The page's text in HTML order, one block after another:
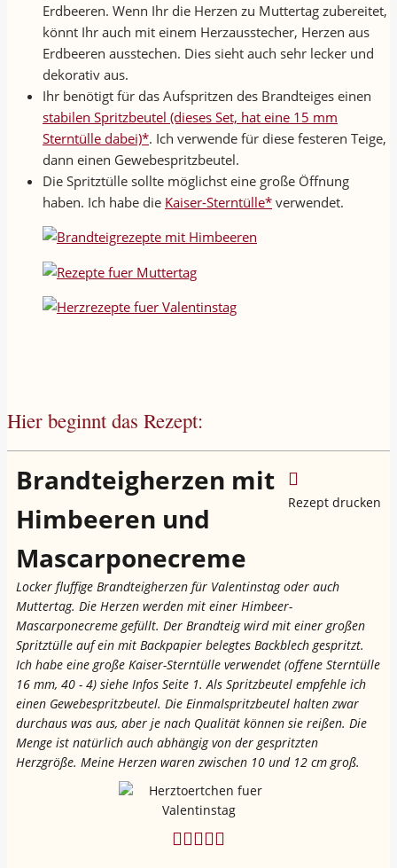
Erdbeeren. Wenn Ihr die Herzen zu Muttertag zubereitet,
könnt Ihr auch mit einem Herzausstecher, Herzen aus
Erdbeeren ausstechen. Dies sieht auch sehr lecker und
dekorativ aus.
Ihr benötigt für das Aufspritzen des Brandteiges einen
stabilen Spritzbeutel (dieses Set, hat eine 15 mm
Sterntülle dabei)*. Ich verwende für diese festeren Teige,
dann einen Gewebespritzbeutel.
Die Spritztülle sollte möglichst eine große Öffnung
haben. Ich habe die Kaiser-Sterntülle* verwendet.
Hier beginnt das Rezept:
Rezept drucken
Brandteigherzen mit
Himbeeren und
Mascarponecreme
Locker fluffige Brandteigherzen für Valentinstag oder auch
Muttertag. Die Herzen werden mit einer Himbeer-
Mascarponecreme gefüllt. Der Brandteig wird mit einer großen
Spritztülle auf ein mit Backpapier belegtes Backblech gespritzt.
Ich habe eine große Kaiser-Sterntülle verwendet (offene Sterntülle
16 mm, 40 - 4) siehe Infos Seite 1. Als Spritzbeutel empfehle ich
einen Gewebespritzbeutel. Die Einmalspritzbeutel halten zwar
durchaus was aus, aber je nach Qualität können sie reißen. Die
Menge ist natürlich auch abhängig von der gespritzten
Herzgröße. Meine Herzen waren zwischen 10 und 12 cm groß.